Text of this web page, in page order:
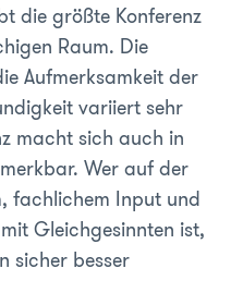
die größte Konferenz
Raum. Die
Aufmerksamkeit der
variiert sehr
macht sich auch in
Wer auf der
fachlichem Input und
Gleichgesinnten ist,
sicher besser